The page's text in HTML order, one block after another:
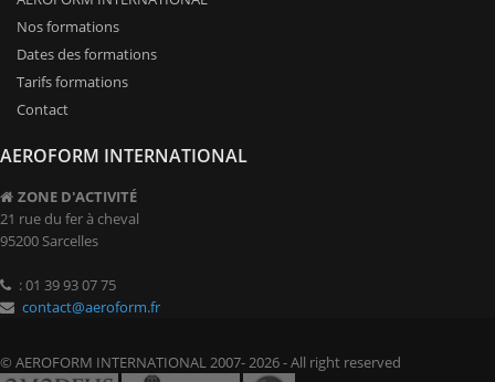
Nos formations
Dates des formations
Tarifs formations
Contact
AEROFORM INTERNATIONAL
ZONE D'ACTIVITÉ
21 rue du fer à cheval
95200 Sarcelles
: 01 39 93 07 75
contact@aeroform.fr
© AEROFORM INTERNATIONAL 2007- 2026 - All right reserved